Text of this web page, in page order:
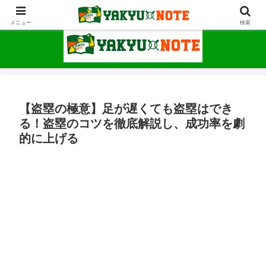
野球が上手くなるための情報サイト
【盗塁の極意】足が遅くても盗塁はでき
る！盗塁のコツを徹底解説し、成功率を劇
的に上げる
メニュー 検索